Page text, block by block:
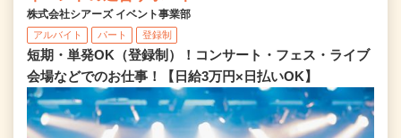
株式会社シアーズ イベント事業部
アルバイト パート 登録制
短期・単発OK（登録制）！コンサート・フェス・ライブ
会場などでのお仕事！【日給3万円×日払いOK】